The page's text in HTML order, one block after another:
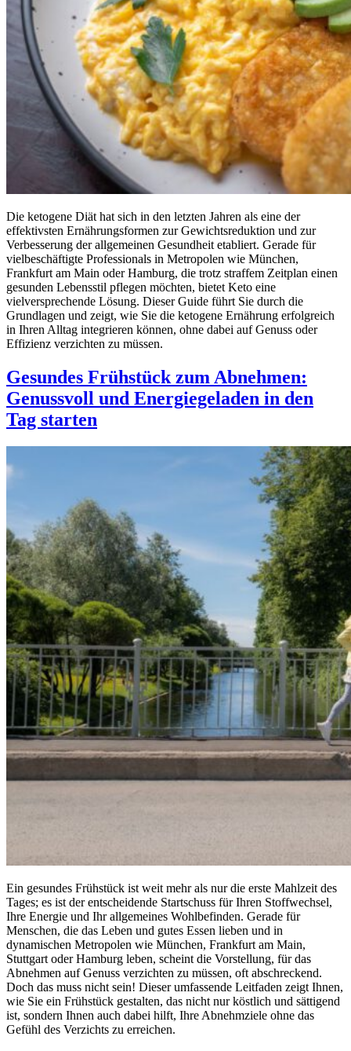
Die ketogene Diät hat sich in den letzten Jahren als eine der
effektivsten Ernährungsformen zur Gewichtsreduktion und zur
Verbesserung der allgemeinen Gesundheit etabliert. Gerade für
vielbeschäftigte Professionals in Metropolen wie München,
Frankfurt am Main oder Hamburg, die trotz straffem Zeitplan einen
gesunden Lebensstil pflegen möchten, bietet Keto eine
vielversprechende Lösung. Dieser Guide führt Sie durch die
Grundlagen und zeigt, wie Sie die ketogene Ernährung erfolgreich
in Ihren Alltag integrieren können, ohne dabei auf Genuss oder
Effizienz verzichten zu müssen.
Gesundes Frühstück zum Abnehmen:
Genussvoll und Energiegeladen in den
Tag starten
Ein gesundes Frühstück ist weit mehr als nur die erste Mahlzeit des
Tages; es ist der entscheidende Startschuss für Ihren Stoffwechsel,
Ihre Energie und Ihr allgemeines Wohlbefinden. Gerade für
Menschen, die das Leben und gutes Essen lieben und in
dynamischen Metropolen wie München, Frankfurt am Main,
Stuttgart oder Hamburg leben, scheint die Vorstellung, für das
Abnehmen auf Genuss verzichten zu müssen, oft abschreckend.
Doch das muss nicht sein! Dieser umfassende Leitfaden zeigt Ihnen,
wie Sie ein Frühstück gestalten, das nicht nur köstlich und sättigend
ist, sondern Ihnen auch dabei hilft, Ihre Abnehmziele ohne das
Gefühl des Verzichts zu erreichen.